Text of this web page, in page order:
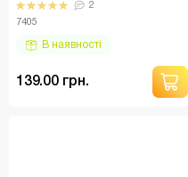
шкірою. Гу..
2
7405
В наявності
139.00 грн.